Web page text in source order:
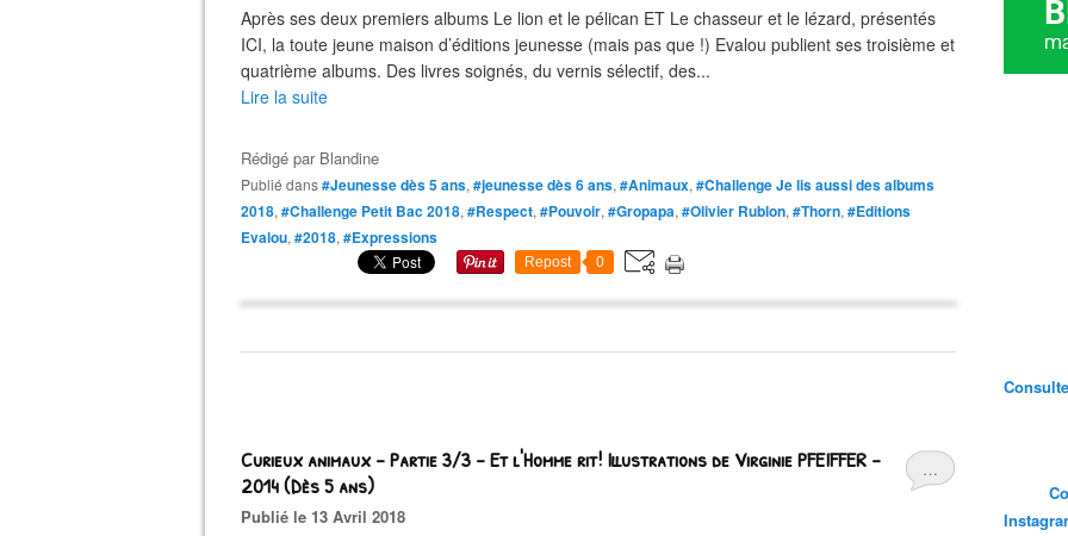
Après ses deux premiers albums Le lion et le pélican ET Le chasseur et le lézard, présentés
ICI, la toute jeune maison d’éditions jeunesse (mais pas que !) Evalou publient ses troisième et
quatrième albums. Des livres soignés, du vernis sélectif, des...
Lire la suite
Rédigé par Blandine
Publié dans#Jeunesse dès 5 ans, #jeunesse dès 6 ans, #Animaux, #Challenge Je lis aussi des albums
2018, #Challenge Petit Bac 2018, #Respect, #Pouvoir, #Gropapa, #Olivier Rublon, #Thorn, #Editions
Evalou, #2018, #Expressions
Repost 0
…
Curieux animaux – Partie 3/3 - Et l'Homme rit! Illustrations de Virginie PFEIFFER –
2014 (Dès 5 ans)
Publié le 13 Avril 2018